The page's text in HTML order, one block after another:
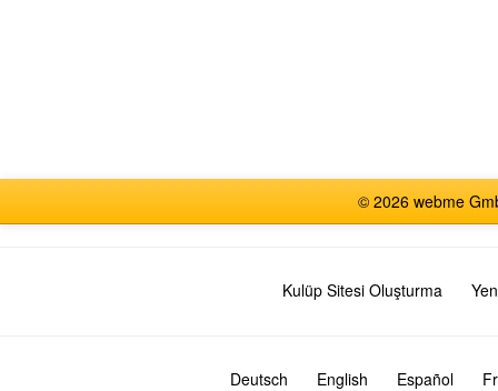
© 2026 webme
Kulüp Sitesi Oluşturma
Deutsch English Español